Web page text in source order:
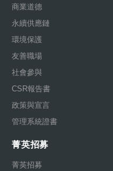
商業道德
永續供應鏈
環境保護
友善職場
社會參與
CSR報告書
政策與宣言
管理系統證書
菁英招募
菁英招募